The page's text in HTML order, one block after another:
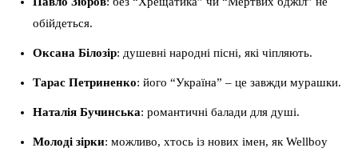
обійдеться.
Оксана Білозір: душевні народні пісні, які чіпляють.
Тарас Петриненко: його “Україна” – це завжди мурашки.
Наталія Бучинська: романтичні балади для душі.
Молоді зірки: можливо, хтось із нових імен, як Wellboy